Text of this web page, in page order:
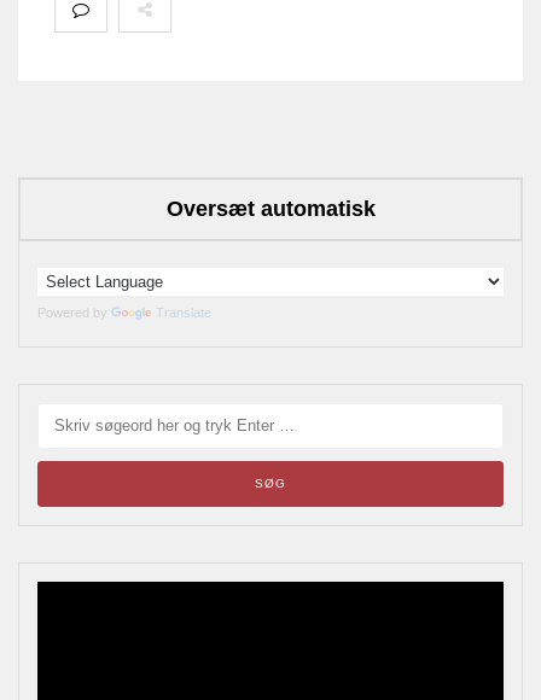
Oversæt automatisk
Powered by Translate